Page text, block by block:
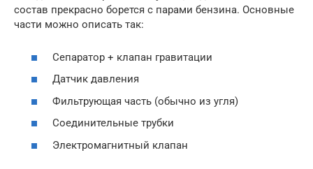
состав прекрасно борется с парами бензина. Основные
части можно описать так:
Сепаратор + клапан гравитации
Датчик давления
Фильтрующая часть (обычно из угля)
Соединительные трубки
Электромагнитный клапан